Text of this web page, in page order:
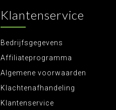
Klantenservice
Bedrijfsgegevens
Affiliateprogramma
Algemene voorwaarden
Klachtenafhandeling
Klantenservice